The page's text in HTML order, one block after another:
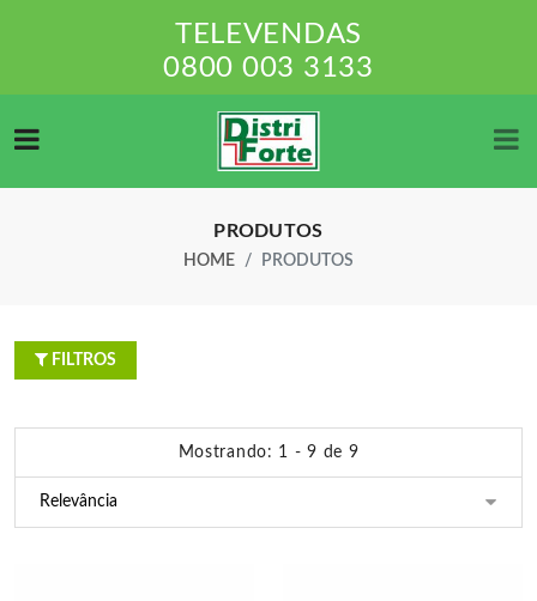
TELEVENDAS
0800 003 3133
PRODUTOS
HOME PRODUTOS
FILTROS
Mostrando: 1 - 9 de 9